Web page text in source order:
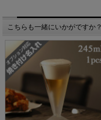
こちらも一緒にいかがですか？